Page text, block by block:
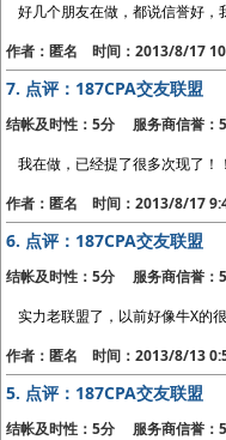
好几个朋友在做，都说信誉好，
作者：匿名 时间：2013/8/17
7. 点评：187CPA交友联盟
结帐及时性：5分 服务商信誉
我在做，已经提了很多次现了！！
作者：匿名 时间：2013/8/17
6. 点评：187CPA交友联盟
结帐及时性：5分 服务商信誉
实力老联盟了，以前好像牛X的
作者：匿名 时间：2013/8/13
5. 点评：187CPA交友联盟
结帐及时性：5分 服务商信誉